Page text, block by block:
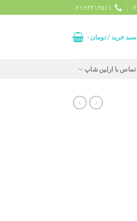
۰۲۱۶۶۴۱۳۸۶۱
سبد خرید /تومان ۰
تماس با ارلین شاپ